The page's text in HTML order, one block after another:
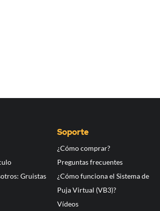
Gruistas
Soporte
¿Cómo comprar?
Preguntas frecuentes
¿Cómo funciona el Sistema de
Puja Virtual (VB3)?
Vídeos